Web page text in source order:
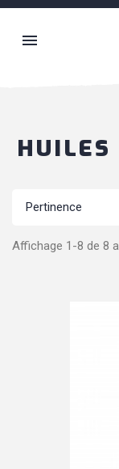

HUILES
Pertinence
Affichage 1-8 de 8